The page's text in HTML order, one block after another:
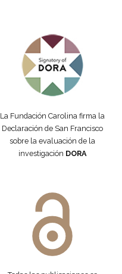
La Fundación Carolina firma la
Declaración de San Francisco
sobre la evaluación de la
investigación DORA